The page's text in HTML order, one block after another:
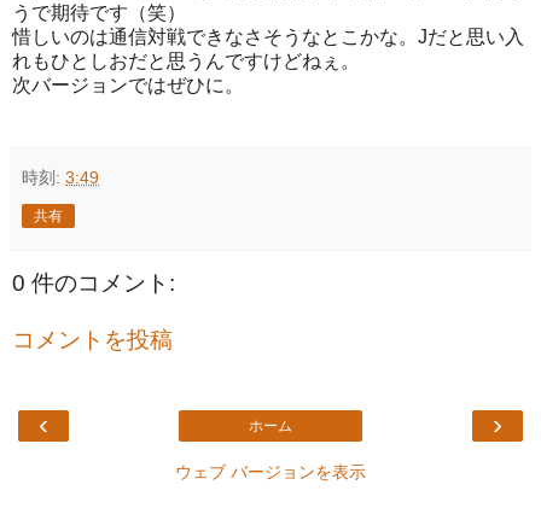
うで期待です（笑）
惜しいのは通信対戦できなさそうなとこかな。Jだと思い入
れもひとしおだと思うんですけどねぇ。
次バージョンではぜひに。
時刻: 3:49
共有
0 件のコメント:
コメントを投稿
‹ ›
ホーム
ウェブ バージョンを表示